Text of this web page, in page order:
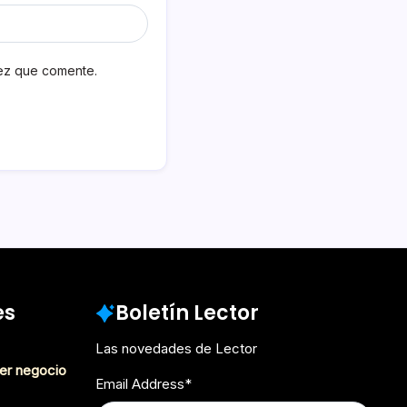
que comente.
negocio
Boletín Lector
Las novedades de Lector
Email Address*